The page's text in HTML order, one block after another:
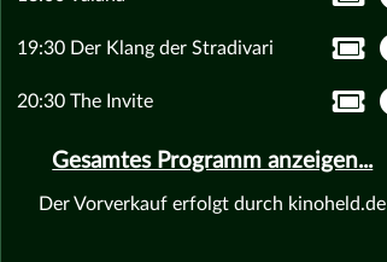
19:30 Der Klang der Stradivari
20:30 The Invite
Gesamtes Programm anzeigen...
Der Vorverkauf erfolgt durch kinoheld.de